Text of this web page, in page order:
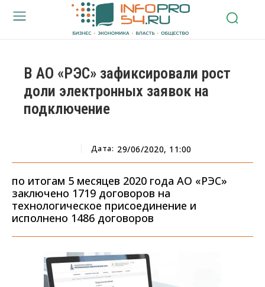
В АО «РЭС» зафиксировали рост
доли электронных заявок на
подключение
Дата: 29/06/2020, 11:00
по итогам 5 месяцев 2020 года АО «РЭС»
заключено 1719 договоров на
технологическое присоединение и
исполнено 1486 договоров